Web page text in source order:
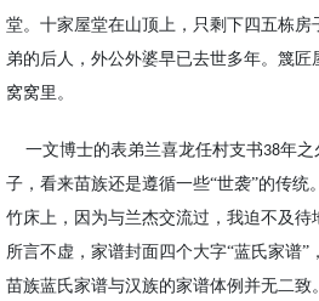
堂。 十家屋堂在山顶上，只剩下四五栋
弟的后人，外公外婆早已去世多年。篾
窝窝里。
一文博士的表弟兰喜龙任村支书38年之
子，看来苗族还是遵循一些“世袭”的传统
竹床上，因为与兰杰交流过，我迫不及
所言不虚，家谱封面四个大字“蓝氏家谱”
苗族蓝氏家谱与汉族的家谱体例并无二